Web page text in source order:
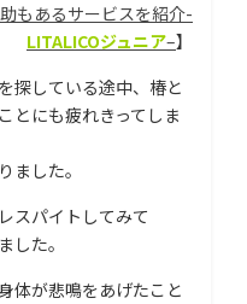
もあるサービスを紹介-
LITALICOジュニア–】
探している途中、椿と
とにも疲れきってしま
ました。
スパイトしてみて
した。
体が悲鳴をあげたこと